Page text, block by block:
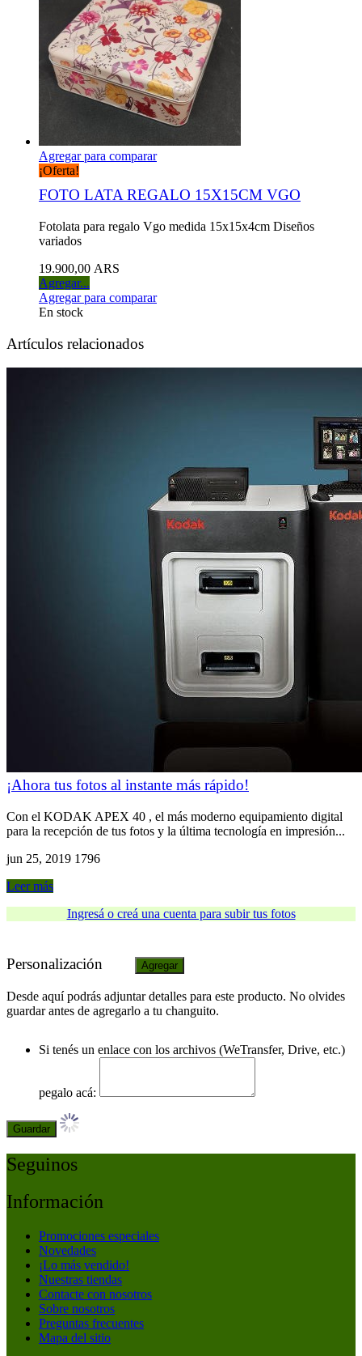
Agregar para comparar
¡Oferta!
FOTO LATA REGALO 15X15CM VGO
Fotolata para regalo Vgo medida 15x15x4cm Diseños
variados
19.900,00 ARS
Agregar...
Agregar para comparar
En stock
Artículos relacionados
¡Ahora tus fotos al instante más rápido!
Con el KODAK APEX 40 , el más moderno equipamiento digital
para la recepción de tus fotos y la última tecnología en impresión...
jun 25, 2019 1796
Leer más
Ingresá o creá una cuenta para subir tus fotos
Personalización Agregar
Desde aquí podrás adjuntar detalles para este producto. No olvides
guardar antes de agregarlo a tu changuito.
Si tenés un enlace con los archivos (WeTransfer, Drive, etc.)
pegalo acá:
Guardar
Seguinos
Información
Promociones especiales
Novedades
¡Lo más vendido!
Nuestras tiendas
Contacte con nosotros
Sobre nosotros
Preguntas frecuentes
Mapa del sitio